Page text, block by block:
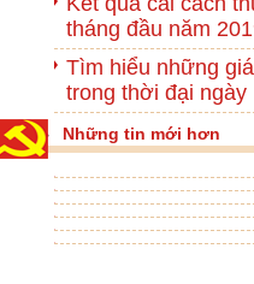
tháng đầu năm
Tìm hiểu những
trong thời đại ngày
Những tin mới hơn